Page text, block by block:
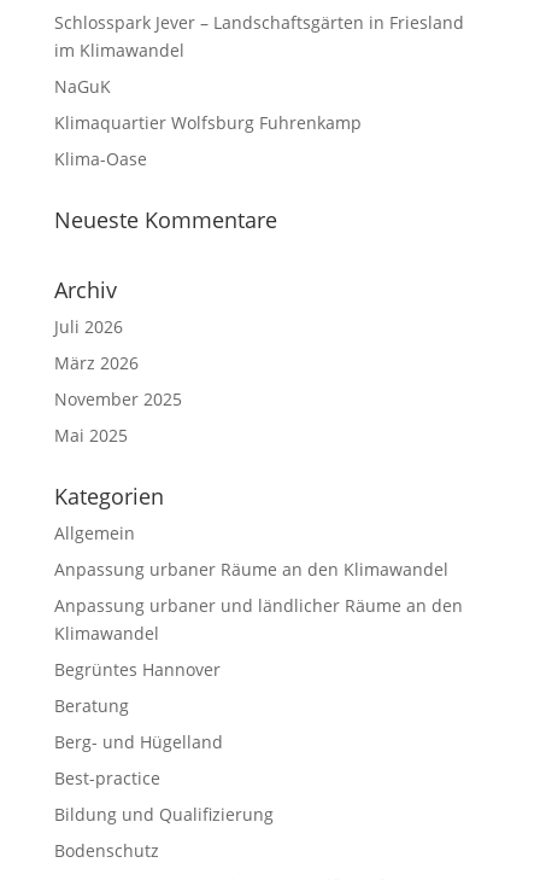
Schlosspark Jever – Landschaftsgärten in Friesland
im Klimawandel
NaGuK
Klimaquartier Wolfsburg Fuhrenkamp
Klima-Oase
Neueste Kommentare
Archiv
Juli 2026
März 2026
November 2025
Mai 2025
Kategorien
Allgemein
Anpassung urbaner Räume an den Klimawandel
Anpassung urbaner und ländlicher Räume an den
Klimawandel
Begrüntes Hannover
Beratung
Berg- und Hügelland
Best-practice
Bildung und Qualifizierung
Bodenschutz